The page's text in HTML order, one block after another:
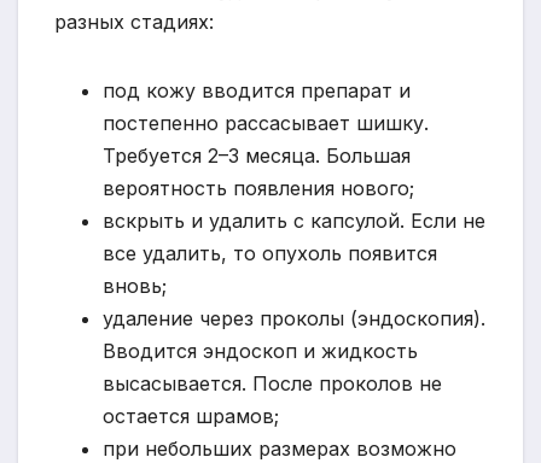
разных стадиях:
под кожу вводится препарат и
постепенно рассасывает шишку.
Требуется 2–3 месяца. Большая
вероятность появления нового;
вскрыть и удалить с капсулой. Если не
все удалить, то опухоль появится
вновь;
удаление через проколы (эндоскопия).
Вводится эндоскоп и жидкость
высасывается. После проколов не
остается шрамов;
при небольших размерах возможно